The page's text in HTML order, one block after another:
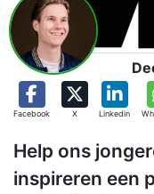
Facebook X Linkedin
Help ons
inspireren een